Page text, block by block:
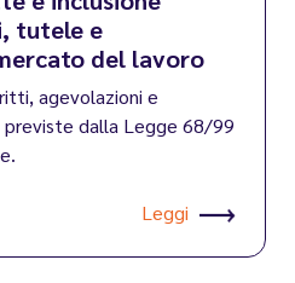
tutele e
del lavoro
agevolazioni e
dalla Legge 68/99
Leggi